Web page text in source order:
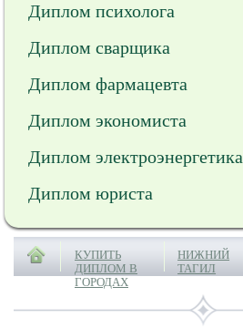
Диплом психолога
Диплом сварщика
Диплом фармацевта
Диплом экономиста
Диплом электроэнергетика
Диплом юриста
КУПИТЬ
ДИПЛОМ В
ГОРОДАХ
НИЖНИЙ
ТАГИЛ